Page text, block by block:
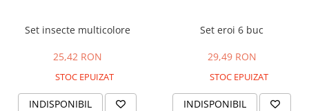
Set insecte multicolore
25,42 RON
STOC EPUIZAT
INDISPONIBIL
Set eroi 6 buc
29,49 RON
STOC EPUIZAT
INDISPONIBIL